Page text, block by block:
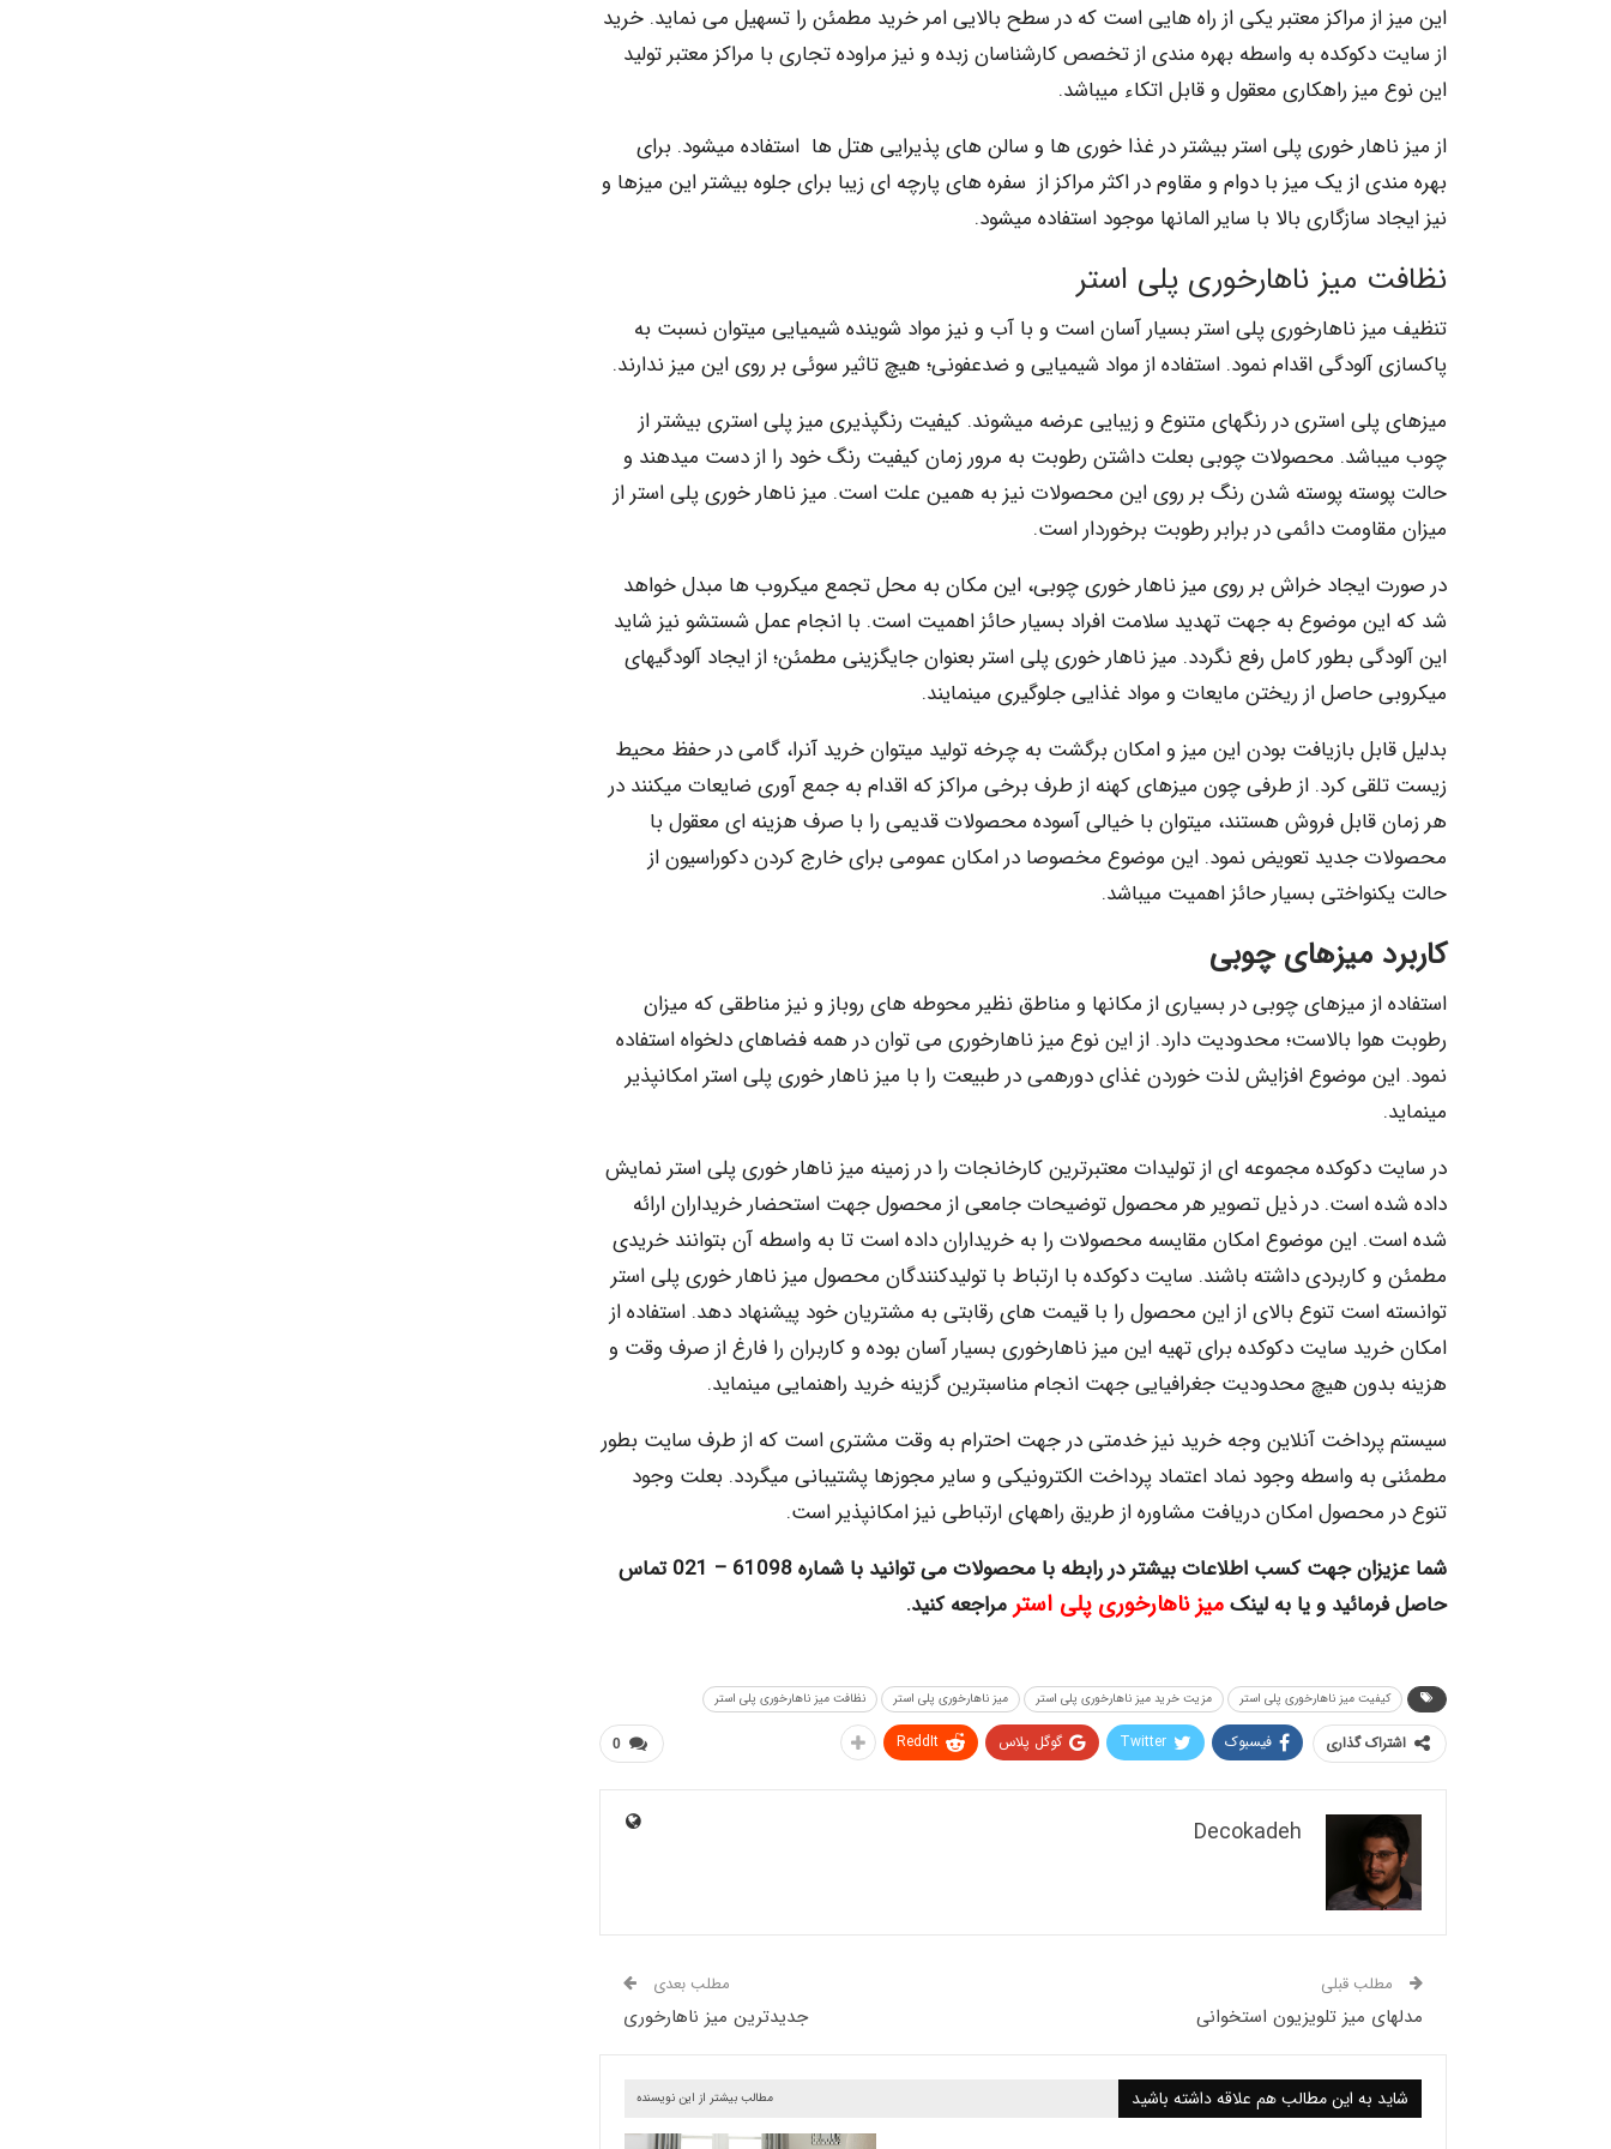
این میز از مراکز معتبر یکی از راه هایی است که در سطح بالایی امر خرید مطمئن را تسهیل می­ نماید. خرید
از سایت دکوکده به واسطه بهره­ مندی از تخصص کارشناسان زبده و نیز مراوده تجاری با مراکز معتبر تولید
این نوع میز راهکاری معقول و قابل اتکاء می­باشد.
از میز ناهار خوری پلی استر بیشتر در غذا خوری­ ها و سالن­ های پذیرایی هتل ها استفاده می­شود. برای
بهره­ مندی از یک میز با دوام و مقاوم در اکثر مراکز از سفره ­های پارچه ­ای زیبا برای جلوه بیشتر این میزها و
نیز ایجاد سازگاری بالا با سایر المانها موجود استفاده می­شود.
نظافت میز ناهارخوری پلی استر
تنظیف میز ناهارخوری پلی استر بسیار آسان است و با آب و نیز مواد شوینده شیمیایی می­توان نسبت به
پاکسازی آلودگی اقدام نمود. استفاده از مواد شیمیایی و ضدعفونی؛ هیچ تاثیر سوئی بر روی این میز ندارند.
میزهای پلی استری در رنگهای متنوع و زیبایی عرضه می­شوند. کیفیت رنگ­پذیری میز پلی استری بیشتر از
چوب می­باشد. محصولات چوبی بعلت داشتن رطوبت به مرور زمان کیفیت رنگ خود را از دست می­دهند و
حالت پوسته پوسته شدن رنگ بر روی این محصولات نیز به همین علت است. میز ناهار خوری پلی استر از
میزان مقاومت دائمی در برابر رطوبت برخوردار است.
در صورت ایجاد خراش بر روی میز ناهار خوری چوبی، این مکان به محل تجمع میکروب ها مبدل خواهد
شد که این موضوع به جهت تهدید سلامت افراد بسیار حائز اهمیت است. با انجام عمل شستشو نیز شاید
این آلودگی بطور کامل رفع نگردد. میز ناهار خوری پلی استر بعنوان جایگزینی مطمئن؛ از ایجاد آلودگیهای
میکروبی حاصل از ریختن مایعات و مواد غذایی جلوگیری می­نمایند.
بدلیل قابل بازیافت بودن این میز و امکان برگشت به چرخه تولید می­توان خرید آنرا، گامی در حفظ محیط
زیست تلقی کرد. از طرفی چون میزهای کهنه از طرف برخی مراکز که اقدام به جمع آوری ضایعات می­کنند در
هر زمان قابل فروش هستند، می­توان با خیالی آسوده محصولات قدیمی را با صرف هزینه ­ای معقول با
محصولات جدید تعویض نمود. این موضوع مخصوصا در امکان عمومی برای خارج کردن دکوراسیون از
حالت یکنواختی بسیار حائز اهمیت می­باشد.
کاربرد میزهای چوبی
استفاده از میزهای چوبی در بسیاری از مکانها و مناطق نظیر محوطه­ های روباز و نیز مناطقی که میزان
رطوبت هوا بالاست؛ محدودیت دارد. از این نوع میز ناهارخوری می ­توان در همه فضا­های دلخواه استفاده
نمود. این موضوع افزایش لذت خوردن غذای دورهمی در طبیعت را با میز ناهار خوری پلی استر امکان­پذیر
می­نماید.
در سایت دکوکده مجموعه ­ای از تولیدات معتبر­ترین کارخانجات را در زمینه میز ناهار خوری پلی استر نمایش
داده شده است. در ذیل تصویر هر محصول توضیحات جامعی از محصول جهت استحضار خریداران ارائه
شده است. این موضوع امکان مقایسه محصولات را به خریداران داده است تا به واسطه آن بتوانند خریدی
مطمئن و کاربردی داشته باشند. سایت دکوکده با ارتباط با تولیدکنندگان محصول میز ناهار خوری پلی استر
توانسته است تنوع بالای از این محصول را با قیمت های رقابتی به مشتریان خود پیشنهاد دهد. استفاده از
امکان خرید سایت دکوکده برای تهیه این میز ناهارخوری بسیار آسان بوده و کاربران را فارغ از صرف وقت و
هزینه بدون هیچ محدودیت جغرافیایی جهت انجام مناسب­ترین گزینه خرید راهنمایی می­نماید.
سیستم پرداخت آنلاین وجه خرید نیز خدمتی در جهت احترام به وقت مشتری است که از طرف سایت بطور
مطمئنی به واسطه وجود نماد اعتماد پرداخت الکترونیکی و سایر مجوزها پشتیبانی می­گردد. بعلت وجود
تنوع در محصول امکان دریافت مشاوره از طریق راههای ارتباطی نیز امکان­پذیر است.
شما عزیزان جهت کسب اطلاعات بیشتر در رابطه با محصولات
می توانید با شماره 61098 – 021 تماس
حاصل فرمائید و یا به لینک میز ناهارخوری پلی استر مراجعه کنید.
کیفیت میز ناهارخوری پلی استر مزیت خرید میز ناهارخوری پلی استر میز ناهارخوری پلی استر نظافت میز ناهارخوری پلی استر
0 اشتراک گذاری فیسبوک Twitter گوگل پلاس ReddIt
Decokadeh
مطلب قبلی
مدلهای میز تلویزیون استخوانی
مطلب بعدی
جدیدترین میز ناهارخوری
شاید به این مطالب هم علاقه داشته باشید مطالب بیشتر از این نویسنده